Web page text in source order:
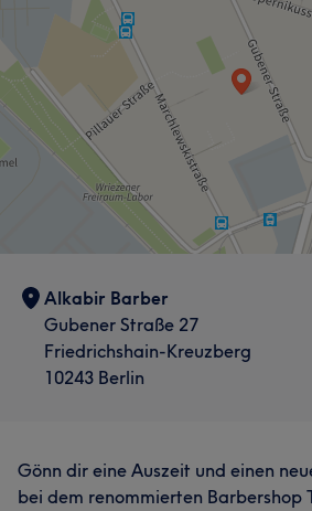
Alkabir Barber
Gubener Straße 27
Friedrichshain-Kreuzberg
10243 Berlin
Gönn dir eine Auszeit und einen
bei dem renommierten Barbershop